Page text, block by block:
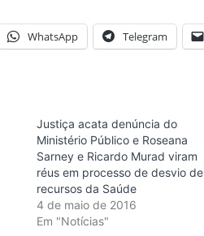
WhatsApp Telegram
Justiça acata denúncia do
Ministério Público e Roseana
Sarney e Ricardo Murad viram
réus em processo de desvio de
recursos da Saúde
4 de maio de 2016
Em "Notícias"